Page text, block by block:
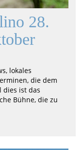
28.
lokales
die dem
dies ist das
Bühne, die zu